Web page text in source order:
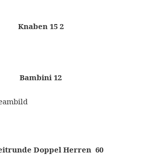
Knaben 15 2
Bambini 12
Doppel Herren 60